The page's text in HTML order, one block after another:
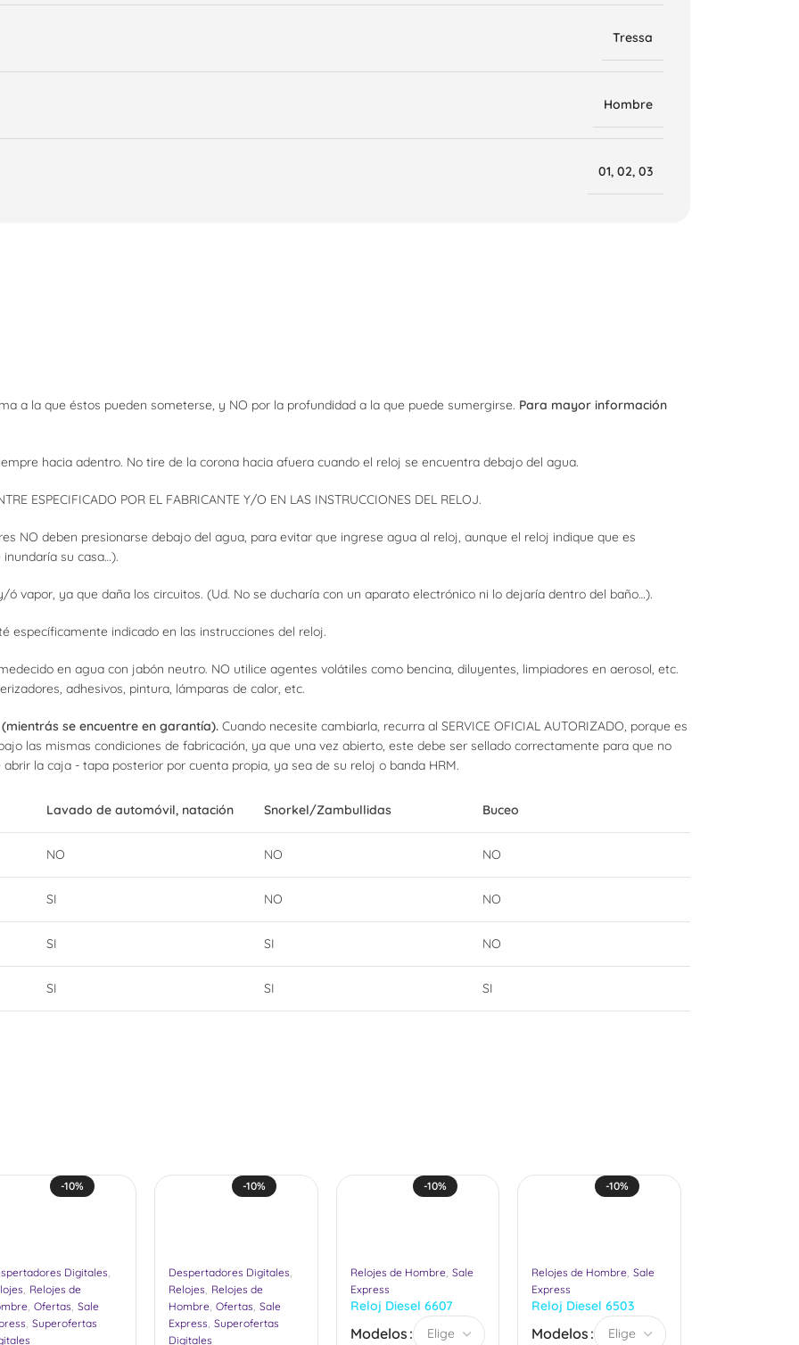
Tressa
Hombre
01, 02, 03
a la que éstos pueden someterse, y NO por la profundidad a la que puede sumergirse. Para mayor información
hacia adentro. No tire de la corona hacia afuera cuando el reloj se encuentra debajo del agua.
ESPECIFICADO POR EL FABRICANTE Y/O EN LAS INSTRUCCIONES DEL RELOJ.
NO deben presionarse debajo del agua, para evitar que ingrese agua al reloj, aunque el reloj indique que es
su casa…).
ó vapor, ya que daña los circuitos. (Ud. No se ducharía con un aparato electrónico ni lo dejaría dentro del baño…).
específicamente indicado en las instrucciones del reloj.
en agua con jabón neutro. NO utilice agentes volátiles como bencina, diluyentes, limpiadores en aerosol, etc.
adhesivos, pintura, lámparas de calor, etc.
se encuentre en garantía). Cuando necesite cambiarla, recurra al SERVICE OFICIAL AUTORIZADO, porque es
las mismas condiciones de fabricación, ya que una vez abierto, este debe ser sellado correctamente para que no
la caja - tapa posterior por cuenta propia, ya sea de su reloj o banda HRM.
Lavado de automóvil, natación Snorkel/Zambullidas Buceo
NO NO NO
SI NO NO
SI SI NO
SI SI SI
-10%
Digitales,
, Relojes de
, Ofertas, Sale
, Superofertas
-10%
Despertadores Digitales,
Relojes, Relojes de
Hombre, Ofertas, Sale
Express, Superofertas
Digitales
-10%
Relojes de Hombre, Sale
Express
Reloj Diesel 6607
Modelos
-10%
Relojes de Hombre, Sale
Express
Reloj Diesel 6503
Modelos